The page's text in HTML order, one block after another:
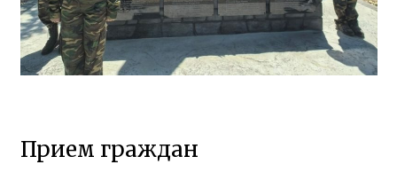
Прием граждан